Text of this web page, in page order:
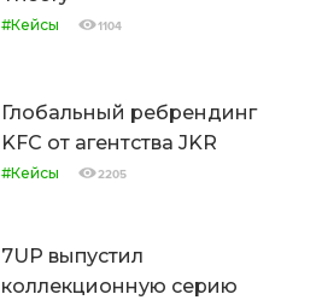
#Кейсы 1104
Глобальный ребрендинг
KFC от агентства JKR
#Кейсы 2205
7UP выпустил
коллекционную серию